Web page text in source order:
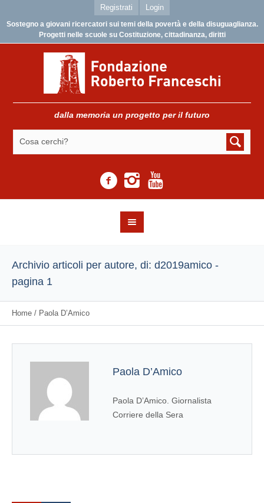
Registrati Login
Sostegno a giovani ricercatori sui temi della povertà e della disuguaglianza.
Progetti nelle scuole su Costituzione, cittadinanza, diritti
dalla memoria un progetto per il futuro
Archivio articoli per autore, di: d2019amico -
pagina 1
Home / Paola D’Amico
Paola D’Amico
Paola D’Amico. Giornalista
Corriere della Sera